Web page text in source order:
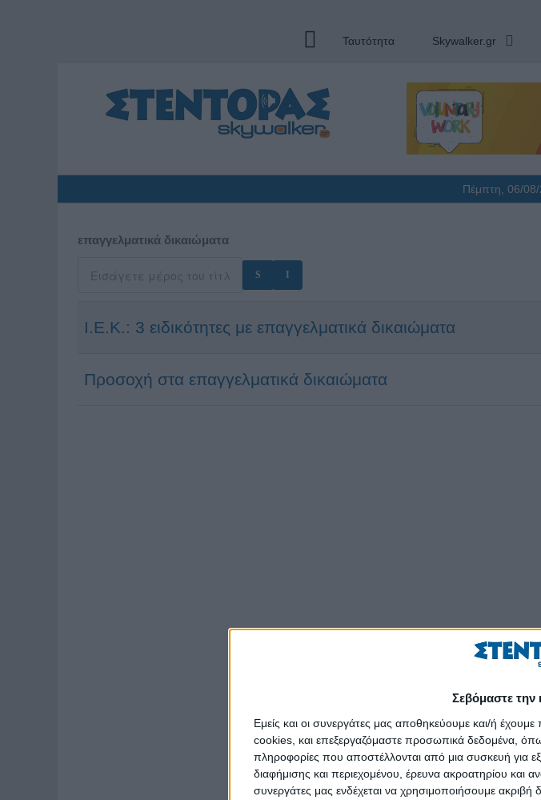
Σεβόμαστε την
Εμείς και οι συνεργάτες μας αποθηκεύουμε και/ή
cookies, και επεξεργαζόμαστε προσωπικά δεδομένα,
πληροφορίες που αποστέλλονται από μια συσκευή για
διαφήμισης και περιεχομένου, έρευνα ακροατηρίου και
συνεργάτες μας ενδέχεται να χρησιμοποιήσουμε
Ταυτότητα Skywalker.gr
Πέμπτη, 06/
επαγγελματικά δικαιώματα
Ι.Ε.Κ.: 3 ειδικότητες με επαγγελματικά δικαιώματα
Προσοχή στα επαγγελματικά δικαιώματα